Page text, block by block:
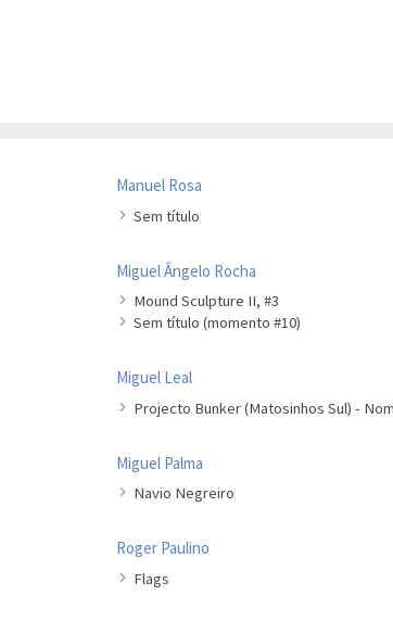
Manuel Rosa
Sem título
Miguel Ângelo Rocha
Mound Sculpture II, #3
Sem título (momento #10)
Miguel Leal
Projecto Bunker (Matosinhos Sul) -
Miguel Palma
Navio Negreiro
Roger Paulino
Flags